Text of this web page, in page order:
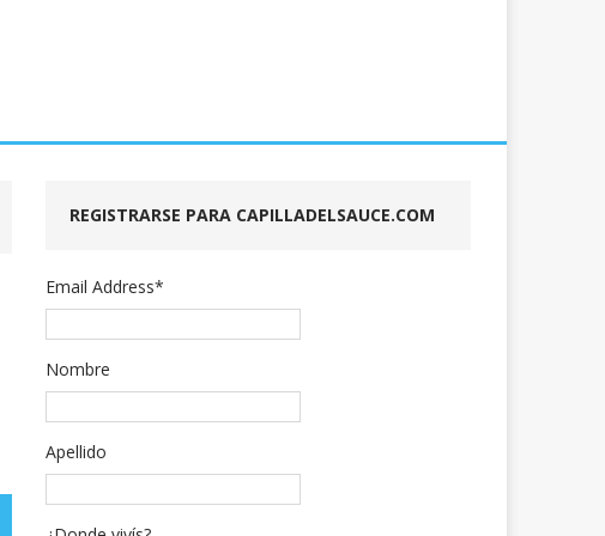
REGISTRARSE PARA CAPILLADELSAUCE.COM
Email Address*
Nombre
Apellido